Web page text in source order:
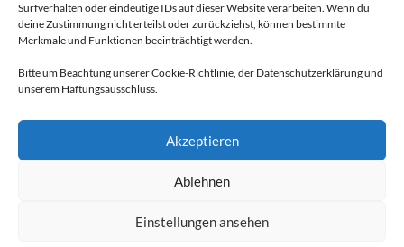
Surfverhalten oder eindeutige IDs auf dieser Website verarbeiten. Wenn du
deine Zustimmung nicht erteilst oder zurückziehst, können bestimmte
Merkmale und Funktionen beeinträchtigt werden.
Bitte um Beachtung unserer Cookie-Richtlinie, der Datenschutzerklärung und
unserem Haftungsausschluss.
Akzeptieren
Ablehnen
Einstellungen ansehen
Kontakt
Unsere Sponsoren